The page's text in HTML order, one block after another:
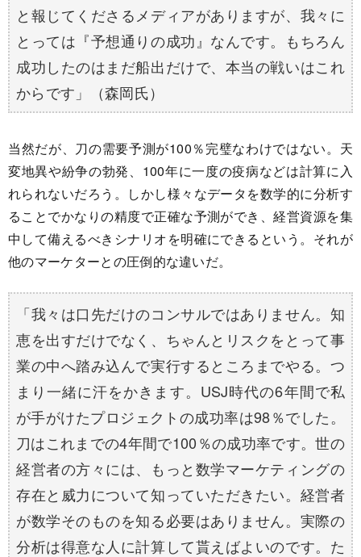
と報じてくださるメディアがありますが、我々に
とっては『予想通りの成功』なんです。もちろん
成功したのはまだ船出だけで、本当の戦いはこれ
からです」（森岡氏）
当然だが、刀の需要予測が100％完璧なわけではない。天
変地異や紛争の勃発、100年に一度の疫病などは計算に入
れられないだろう。しかし様々なデータを数学的に分析す
ることでかなりの精度で正確な予測ができ、経営資源を集
中して備えるべきシナリオを明確にできるという。それが
他のマーケターとの圧倒的な違いだ。
「我々は口先だけのコンサルではありません。知
恵を出すだけでなく、ちゃんとリスクをとって事
業の中へ踏み込んで実行するところまでやる。つ
まり一緒に汗をかきます。USJ時代の6年間で私
が手がけたプロジェクトの成功率は98％でした。
刀はこれまでの4年間で100％の成功率です。世の
経営者の方々には、もっと数学マーケティングの
存在と威力について知っていただきたい。経営者
が数学そのものを知る必要はありません。実際の
分析は得意な人に計算して貰えばよいのです。た